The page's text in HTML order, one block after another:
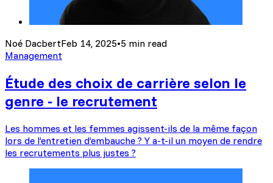
Noé DacbertFeb 14, 2025•5 min read
Management
Étude des choix de carrière selon le
genre - le recrutement
Les hommes et les femmes agissent-ils de la même façon
lors de l’entretien d’embauche ? Y a-t-il un moyen de rendre
les recrutements plus justes ?